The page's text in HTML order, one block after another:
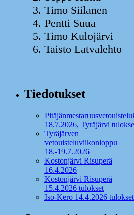
Timo
Pentti
Timo
Taisto
Tiedotukset
18.7.2026, Tyräjärvi
Tyräjärven
vetouisteluviikonloppu
18.-19.7.2026
Kostonjärvi Risuperä
16.4.2026
Kostonjärvi Risuperä
15.4.2026 tulokset
Iso-Kero 14.4.2026 tulokset